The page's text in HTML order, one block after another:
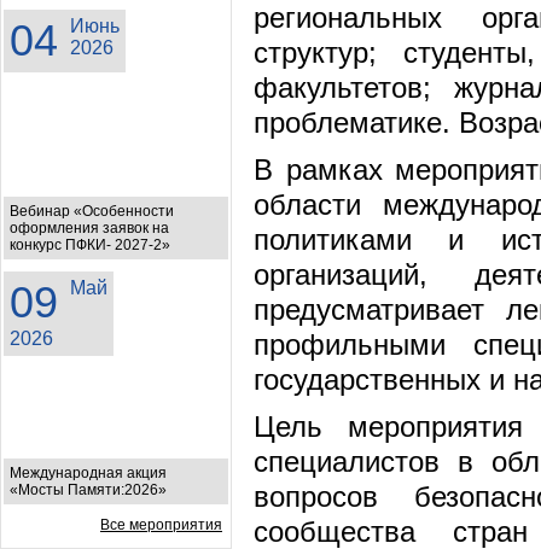
04
Июнь
2026
Вебинар «Особенности
оформления заявок на
конкурс ПФКИ- 2027-2»
09 Май
2026
Международная акция
«Мосты Памяти:2026»
Все мероприятия
региональных
структур;
факультетов;
проблематике.
В рамках
области
политиками и
организаций,
предусматривает
профильными
государственных и
Цель
специалистов в
вопросов
сообщества